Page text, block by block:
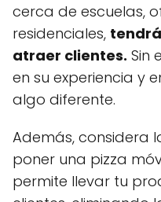
cerca de escuelas,
residenciales,
atraer clientes. Sin
en su experiencia y
algo diferente.
Además, considera
poner una pizza
permite llevar tu